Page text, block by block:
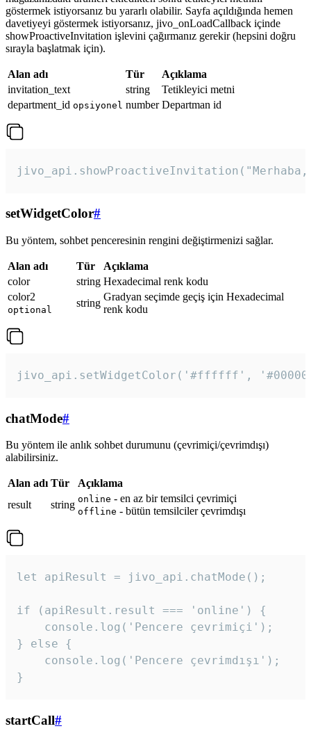
göstermek istiyorsanız bu yararlı olabilir. Sayfa açıldığında hemen
davetiyeyi göstermek istiyorsanız, jivo_onLoadCallback içinde
showProactiveInvitation işlevini çağırmanız gerekir (hepsini doğru
sırayla başlatmak için).
Alan adı Tür
Açıklama
invitation_text
string
Tetikleyici metni
department_id opsiyonel number Departman id
setWidgetColor#
Bu yöntem, sohbet penceresinin rengini değiştirmenizi sağlar.
Alan adı Tür
Açıklama
color
string Hexadecimal renk kodu
color2
optional
string
Gradyan seçimde geçiş için Hexadecimal
renk kodu
jivo_api.setWidgetColor('#ffffff',
chatMode#
Bu yöntem ile anlık sohbet durumunu (çevrimiçi/çevrimdışı)
alabilirsiniz.
Alan adı Tür
Açıklama
result
string online - en az bir temsilci çevrimiçi
offline - bütün temsilciler çevrimdışı
let apiResult = jivo_api.chatMode();
if (apiResult.result === 'online') {
    console.log('Pencere çevrimiçi');
} else {
    console.log('Pencere çevrimdışı');
}
startCall#